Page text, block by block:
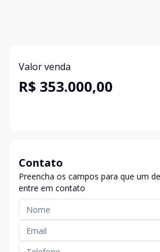
Valor venda
R$ 353.000,00
Contato
Preencha os campos para que um
entre em contato